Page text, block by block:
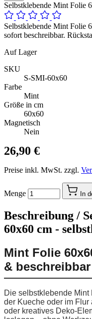
Selbstklebende Mint Folie
Selbstklebende Mint Folie
sofort beschreibbar.
Auf Lager
SKU
S-SMI-60x60
Farbe
Mint
Größe in cm
60x60
Magnetisch
Nein
26,90 €
Preise inkl. MwSt. zzgl.
Menge In
Beschreibung /
60x60 cm -
Mint Folie
& beschreibbar
Die selbstklebende
der Kueche oder im Flur
oder kreatives Deko-